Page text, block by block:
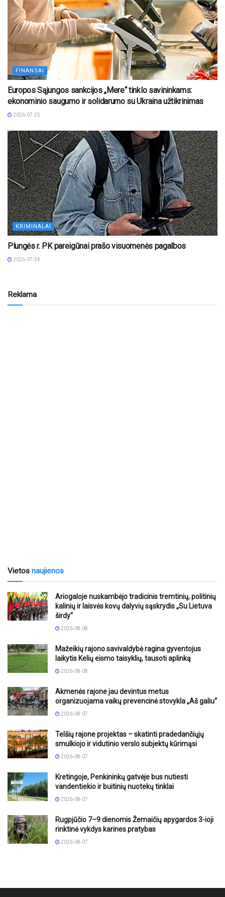
FINANSAI
Europos Sąjungos sankcijos „Mere“ tinklo savininkams:
ekonominio saugumo ir solidarumo su Ukraina užtikrinimas
2026-07-25
KRIMINALAI
Plungės r. PK pareigūnai prašo visuomenės pagalbos
2026-07-24
Reklama
Vietos naujienos
Ariogaloje nuskambėjo tradicinis tremtinių, politinių
kalinių ir laisvės kovų dalyvių sąskrydis „Su Lietuva
širdy“
2026-08-08
Mažeikių rajono savivaldybė ragina gyventojus
laikytis Kelių eismo taisyklių, tausoti aplinką
2026-08-08
Akmenės rajone jau devintus metus
organizuojama vaikų prevencinė stovykla „Aš galiu“
2026-08-07
Telšių rajone projektas – skatinti pradedančiųjų
smulkiojo ir vidutinio verslo subjektų kūrimąsi
2026-08-07
Kretingoje, Penkininkų gatvėje bus nutiesti
vandentiekio ir buitinių nuotekų tinklai
2026-08-07
Rugpjūčio 7–9 dienomis Žemaičių apygardos 3-ioji
rinktinė vykdys karines pratybas
2026-08-07